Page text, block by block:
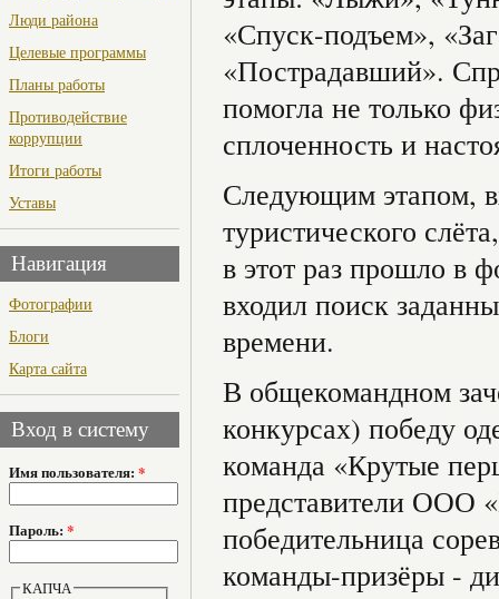
Люди района
Целевые программы
Планы работы
Противодействие
коррупции
Итоги работы
Уставы
Навигация
Фотографии
Блоги
Карта сайта
Вход в систему
Имя пользователя: *
Пароль: *
КАПЧА
«Спуск-подъем»,
«Пострадавший».
помогла не только
сплоченность и
Следующим этапом,
туристического
в этот раз прошло в
входил поиск
времени.
В общекомандном
конкурсах) победу
команда «Крутые
представители ООО
победительница
команды-призёры -